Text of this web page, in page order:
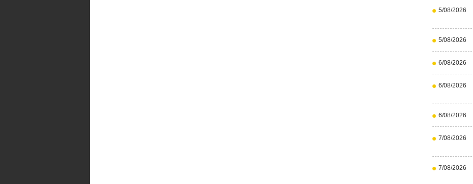
5/08/2026
5/08/2026
6/08/2026
6/08/2026
6/08/2026
7/08/2026
7/08/2026